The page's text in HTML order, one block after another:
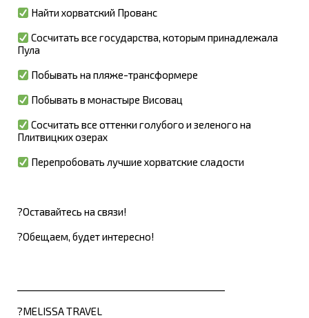
Найти хорватский Прованс
Сосчитать все государства, которым принадлежала
Пула
Побывать на пляже-трансформере
Побывать в монастыре Висовац
Сосчитать все оттенки голубого и зеленого на
Плитвицких озерах
Перепробовать лучшие хорватские сладости
?Оставайтесь на связи!
?Обещаем, будет интересно!
?MELISSA TRAVEL